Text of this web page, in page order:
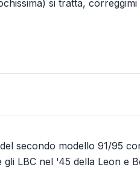
si tratta, correggimi
secondo modello 91/95
LBC nel '45 della Leon e